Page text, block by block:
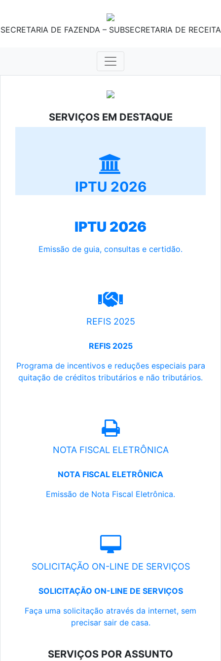
SECRETARIA DE FAZENDA – SUBSECRETARIA DE RECEITA
SERVIÇOS EM DESTAQUE
IPTU 2026
IPTU 2026
Emissão de guia, consultas e certidão.
REFIS 2025
REFIS 2025
Programa de incentivos e reduções especiais para
quitação de créditos tributários e não tributários.
NOTA FISCAL ELETRÔNICA
NOTA FISCAL ELETRÔNICA
Emissão de Nota Fiscal Eletrônica.
SOLICITAÇÃO ON-LINE DE SERVIÇOS
SOLICITAÇÃO ON-LINE DE SERVIÇOS
Faça uma solicitação através da internet, sem
precisar sair de casa.
SERVIÇOS POR ASSUNTO